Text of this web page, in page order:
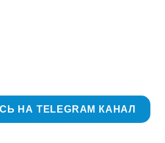
НА TELEGRAM КАНАЛ